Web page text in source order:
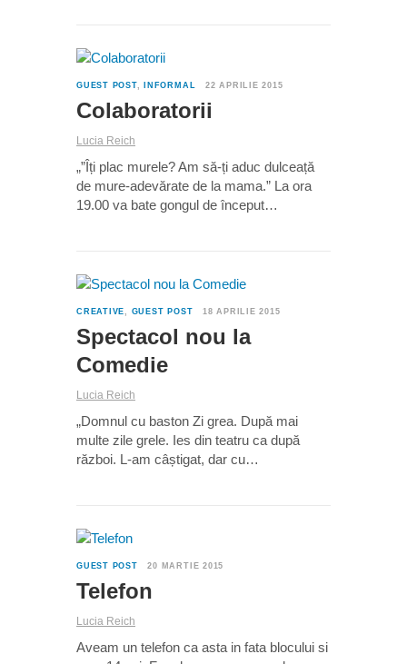
GUEST POST, INFORMAL 22 APRILIE 2015
Colaboratorii
Lucia Reich
„”Îți plac murele? Am să-ți aduc dulceață
de mure-adevărate de la mama.” La ora
19.00 va bate gongul de început…
CREATIVE, GUEST POST 18 APRILIE 2015
Spectacol nou la
Comedie
Lucia Reich
„Domnul cu baston Zi grea. După mai
multe zile grele. Ies din teatru ca după
război. L-am câștigat, dar cu…
GUEST POST 20 MARTIE 2015
Telefon
Lucia Reich
Aveam un telefon ca asta in fata blocului si